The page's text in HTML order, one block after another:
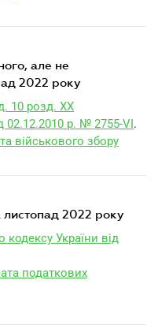
2022 року
10 розд. XX
02.12.2010 р. № 2755-VI.
військового збору
листопад 2022 року
кодексу України від
податкових